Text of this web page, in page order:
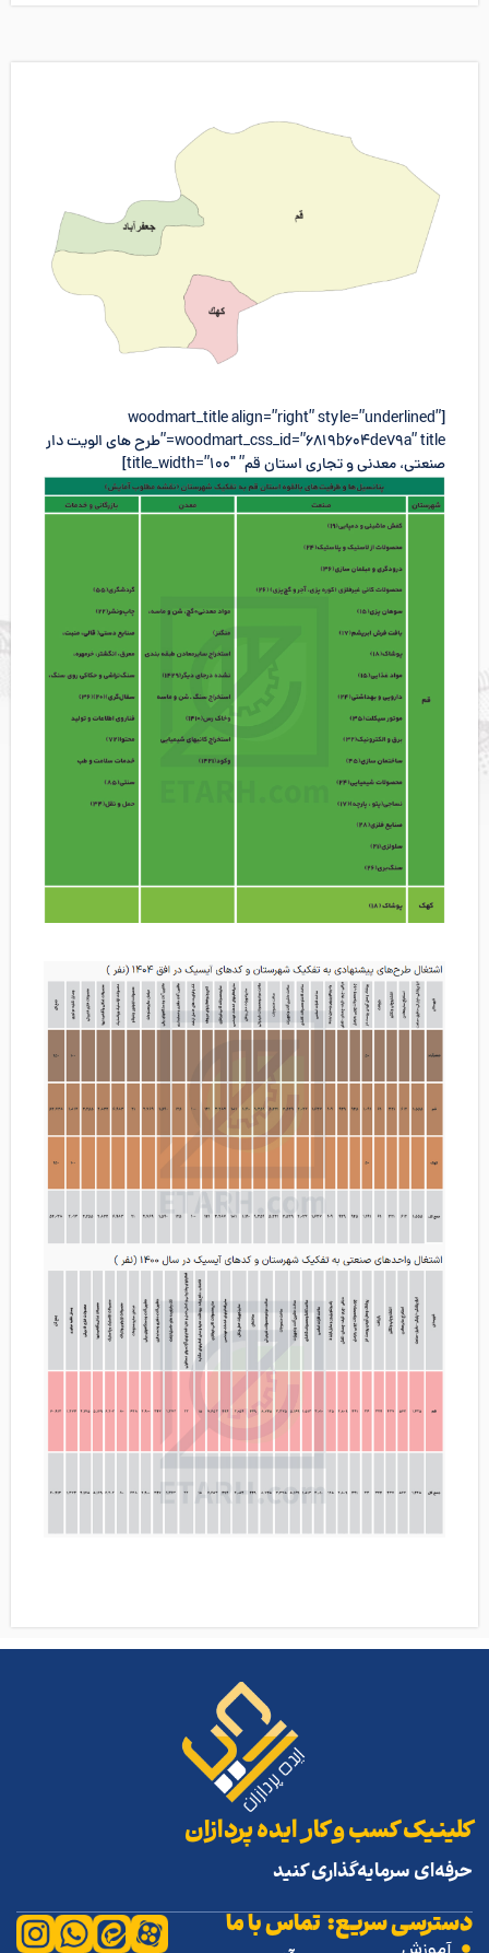
[woodmart_title align=”right” style=”underlined”
woodmart_css_id=”6819b604de79a” title=”طرح های الویت دار
صنعتی، معدنی و تجاری استان قم” title_width=”100″]
کلینیک کسب و کار ایده پردازان
حرفه‌ای سرمایه‌گذاری کنید
دسترسی سریع:تماس با ما